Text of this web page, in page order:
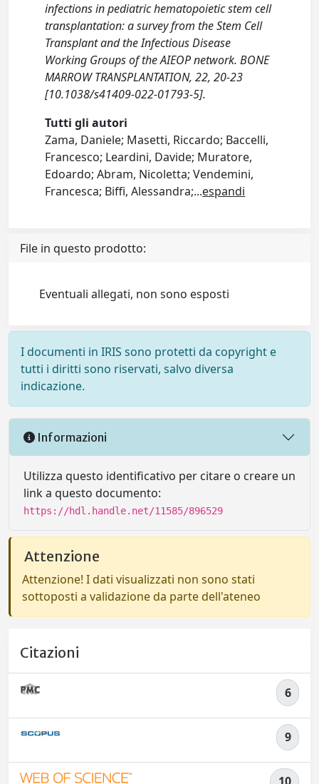
infections in pediatric hematopoietic stem cell
transplantation: a survey from the Stem Cell
Transplant and the Infectious Disease
Working Groups of the AIEOP network. BONE
MARROW TRANSPLANTATION, 22, 20-23
[10.1038/s41409-022-01793-5].
Tutti gli autori
Zama, Daniele; Masetti, Riccardo; Baccelli,
Francesco; Leardini, Davide; Muratore,
Edoardo; Abram, Nicoletta; Vendemini,
Francesca; Biffi, Alessandra;...espandi
File in questo prodotto:
Eventuali allegati, non sono esposti
I documenti in IRIS sono protetti da copyright e
tutti i diritti sono riservati, salvo diversa
indicazione.
Informazioni
Utilizza questo identificativo per citare o creare un
link a questo documento:
https://hdl.handle.net/11585/896529
Attenzione
Attenzione! I dati visualizzati non sono stati
sottoposti a validazione da parte dell'ateneo
Citazioni
6
9